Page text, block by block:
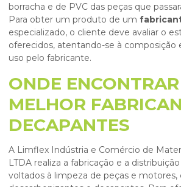
borracha e de PVC das peças que
Para obter um produto de um
especializado, o cliente deve avaliar o
oferecidos, atentando-se à composição
uso pelo fabricante.
ONDE
MELHOR
DECAPANTES
A Limflex Indústria e Comércio de
LTDA realiza a fabricação e a
voltados à limpeza de peças e motores,